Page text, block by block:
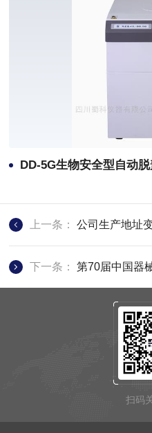
DD-5G生物安全型自动
上一条：公司生产地址
下一条：第70届中国器
扫码